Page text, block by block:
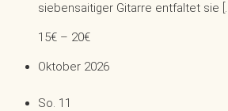
siebensaitiger Gitarre entfaltet sie […]
15€ – 20€
Oktober 2026
So. 11